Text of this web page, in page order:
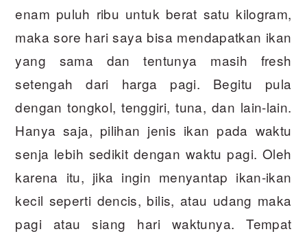
enam puluh ribu untuk berat satu kilogram,
maka sore hari saya bisa mendapatkan ikan
yang sama dan tentunya masih fresh
setengah dari harga pagi. Begitu pula
dengan tongkol, tenggiri, tuna, dan lain-lain.
Hanya saja, pilihan jenis ikan pada waktu
senja lebih sedikit dengan waktu pagi. Oleh
karena itu, jika ingin menyantap ikan-ikan
kecil seperti dencis, bilis, atau udang maka
pagi atau siang hari waktunya. Tempat